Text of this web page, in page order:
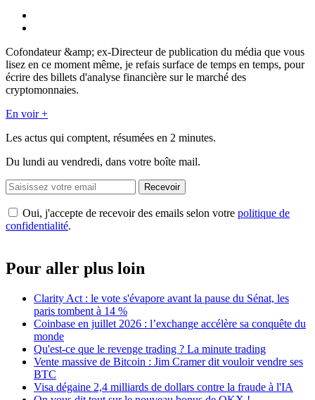
Cofondateur &amp; ex-Directeur de publication du média que vous
lisez en ce moment même, je refais surface de temps en temps, pour
écrire des billets d'analyse financière sur le marché des
cryptomonnaies.
En voir +
Les actus qui comptent, résumées en 2 minutes.
Du lundi au vendredi, dans votre boîte mail.
Recevoir
Oui, j'accepte de recevoir des emails selon votre politique de
confidentialité.
Pour aller plus loin
Clarity Act : le vote s'évapore avant la pause du Sénat, les
paris tombent à 14 %
Coinbase en juillet 2026 : l’exchange accélère sa conquête du
monde
Qu'est-ce que le revenge trading ? La minute trading
Vente massive de Bitcoin : Jim Cramer dit vouloir vendre ses
BTC
Visa dégaine 2,4 milliards de dollars contre la fraude à l'IA